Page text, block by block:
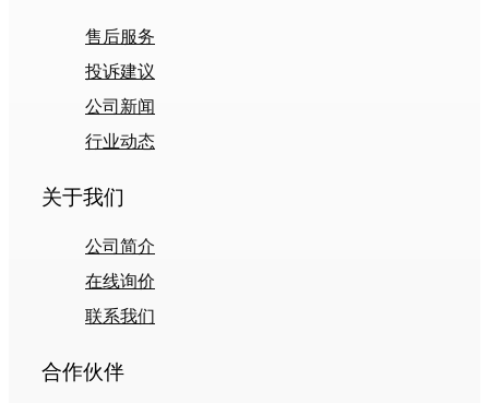
售后服务
投诉建议
公司新闻
行业动态
关于我们
公司简介
在线询价
联系我们
合作伙伴